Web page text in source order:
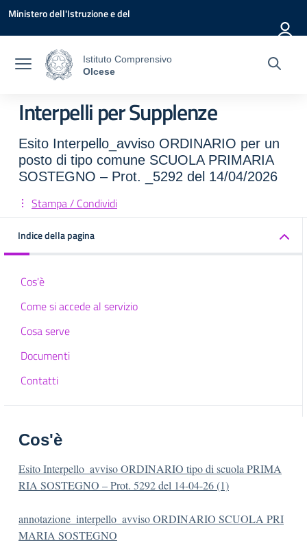
Vai ai contenuti
Vai al menu di navigazione
Vai al footer
Ministero dell'Istruzione e del
Istituto Comprensivo
Olcese
Interpelli per Supplenze
Esito Interpello_avviso ORDINARIO per un
posto di tipo comune SCUOLA PRIMARIA
SOSTEGNO – Prot. _5292 del 14/04/2026
Stampa / Condividi
Indice della pagina
Cos'è
Come si accede al servizio
Cosa serve
Documenti
Contatti
Cos'è
Esito Interpello_avviso ORDINARIO tipo di scuola PRIMA
RIA SOSTEGNO – Prot. 5292 del 14-04-26 (1)
annotazione_interpello_avviso ORDINARIO SCUOLA PRI
MARIA SOSTEGNO